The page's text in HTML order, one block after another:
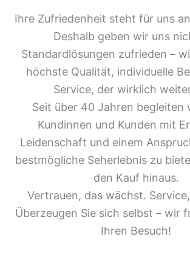
Ihre Zufriedenheit steht für uns
Deshalb geben wir uns
Standardlösungen zufrieden –
höchste Qualität, individuelle
Service, der wirklich
Seit über 40 Jahren begleiten
Kundinnen und Kunden mit
Leidenschaft und einem
bestmögliche Seherlebnis zu
den Kauf hinaus.
Vertrauen, das wächst.
Überzeugen Sie sich selbst – wir
Ihren Besuch!